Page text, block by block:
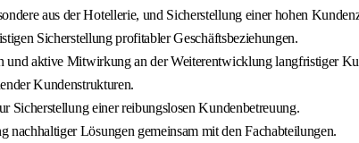
aus der Hotellerie, und Sicherstellung einer hohen
Sicherstellung profitabler Geschäftsbeziehungen.
und aktive Mitwirkung an der Weiterentwicklung langfristiger
Kundenstrukturen.
Sicherstellung einer reibungslosen Kundenbetreuung.
Lösungen gemeinsam mit den Fachabteilungen.